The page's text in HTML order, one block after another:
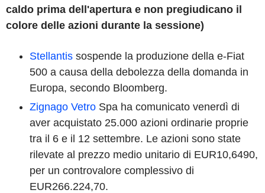
caldo prima dell'apertura e non pregiudicano il
colore delle azioni durante la sessione)
Stellantis sospende la produzione della e-Fiat
500 a causa della debolezza della domanda in
Europa, secondo Bloomberg.
Zignago Vetro Spa ha comunicato venerdì di
aver acquistato 25.000 azioni ordinarie proprie
tra il 6 e il 12 settembre. Le azioni sono state
rilevate al prezzo medio unitario di EUR10,6490,
per un controvalore complessivo di
EUR266.224,70.